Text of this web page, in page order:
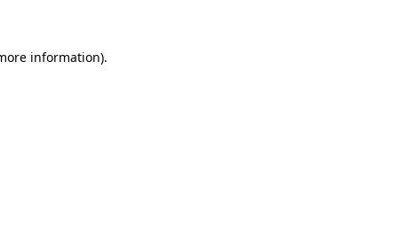
information).